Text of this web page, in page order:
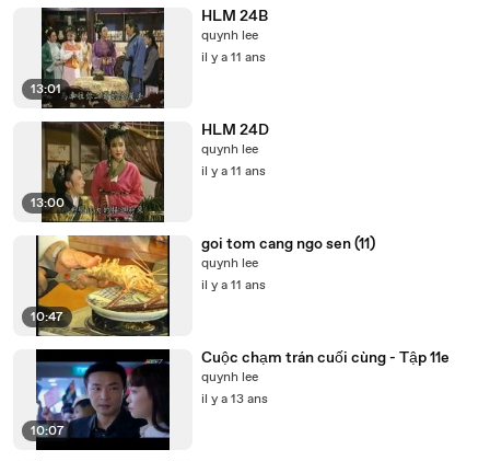
13:01
HLM 24B
quynh lee
il y a 11 ans
13:00
HLM 24D
quynh lee
il y a 11 ans
10:47
goi tom cang ngo sen (11)
quynh lee
il y a 11 ans
10:07
Cuộc chạm trán cuối cùng - Tập 11e
quynh lee
il y a 13 ans